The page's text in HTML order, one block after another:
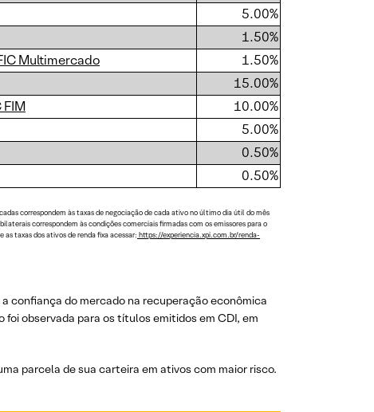
5.00%
1.50%
Multimercado
1.50%
15.00%
FIM
10.00%
5.00%
0.50%
0.50%
correspondem às taxas de negociação de cada ativo no último dia útil do mês
correspondem às condições comerciais firmadas com os emissores para o
taxas dos ativos de renda fixa acessar: https://experiencia.xpi.com.br/renda-
confiança do mercado na recuperação econômica
observada para os títulos emitidos em CDI, em
parcela de sua carteira em ativos com maior risco.